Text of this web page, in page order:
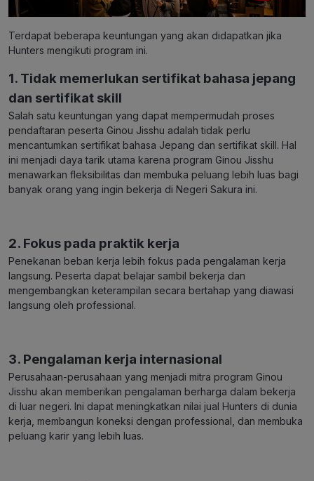
Terdapat beberapa keuntungan yang akan didapatkan jika
Hunters mengikuti program ini.
1. Tidak memerlukan sertifikat bahasa jepang
dan sertifikat skill
Salah satu keuntungan yang dapat mempermudah proses
pendaftaran peserta Ginou Jisshu adalah tidak perlu
mencantumkan sertifikat bahasa Jepang dan sertifikat skill. Hal
ini menjadi daya tarik utama karena program Ginou Jisshu
menawarkan fleksibilitas dan membuka peluang lebih luas bagi
banyak orang yang ingin bekerja di Negeri Sakura ini.
2. Fokus pada praktik kerja
Penekanan beban kerja lebih fokus pada pengalaman kerja
langsung. Peserta dapat belajar sambil bekerja dan
mengembangkan keterampilan secara bertahap yang diawasi
langsung oleh professional.
3. Pengalaman kerja internasional
Perusahaan-perusahaan yang menjadi mitra program Ginou
Jisshu akan memberikan pengalaman berharga dalam bekerja
di luar negeri. Ini dapat meningkatkan nilai jual Hunters di dunia
kerja, membangun koneksi dengan professional, dan membuka
peluang karir yang lebih luas.